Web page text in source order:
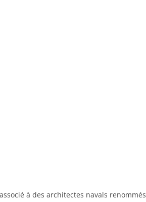
à des architectes navals renommés